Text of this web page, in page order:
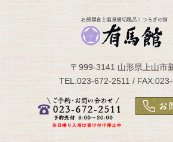
〒999-3141 山形県上山市
TEL:023-672-2511 /